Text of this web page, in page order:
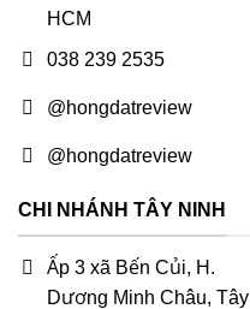
HCM
038 239 2535
@hongdatreview
@hongdatreview
CHI NHÁNH TÂY NINH
Ấp 3 xã Bến Củi, H.
Dương Minh Châu, Tây